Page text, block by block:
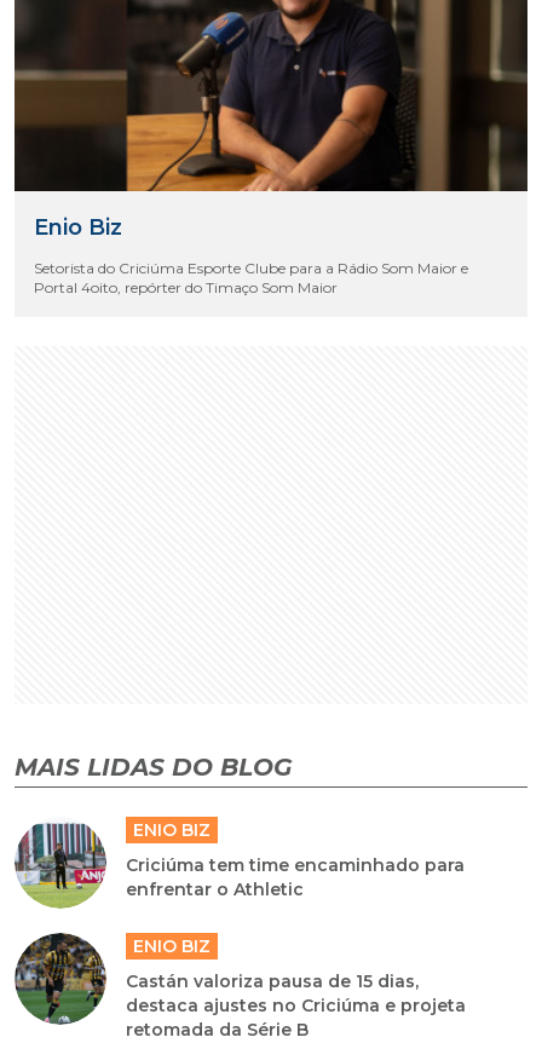
Enio Biz
Setorista do Criciúma Esporte Clube para a Rádio Som Maior e
Portal 4oito, repórter do Timaço Som Maior
MAIS LIDAS DO BLOG
ENIO BIZ
Criciúma tem time encaminhado para
enfrentar o Athletic
ENIO BIZ
Castán valoriza pausa de 15 dias,
destaca ajustes no Criciúma e projeta
retomada da Série B